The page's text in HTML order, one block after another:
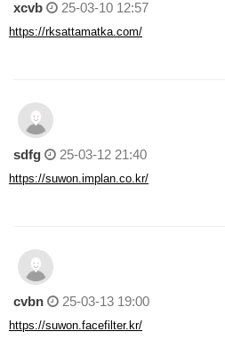
xcvb 25-03-10 12:57
https://rksattamatka.com/
sdfg 25-03-12 21:40
https://suwon.implan.co.kr/
cvbn 25-03-13 19:00
https://suwon.facefilter.kr/